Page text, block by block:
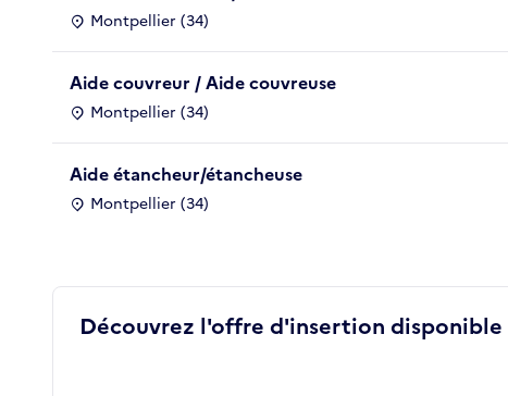
Montpellier (34)
Aide couvreur / Aide couvreuse
Montpellier (34)
Aide étancheur/étancheuse
Montpellier (34)
Découvrez l'offre d'insertion